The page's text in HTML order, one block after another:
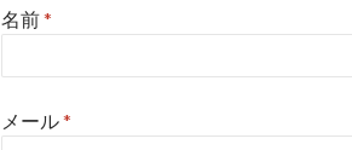
名前*
メール*